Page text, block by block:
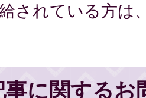
されている方は
事に関するお